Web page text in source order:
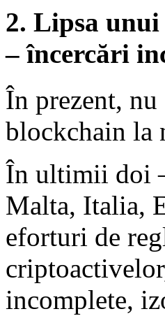
2. Lipsa
– încercări
În prezent,
blockchain la
În ultimii doi
Malta, Italia,
eforturi de
incomplete,